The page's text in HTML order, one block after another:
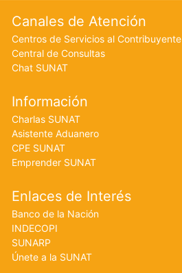
Footer menu
Canales de Atención
Centros de Servicios al Contribuyente
Central de Consultas
Chat SUNAT
Información
Charlas SUNAT
Asistente Aduanero
CPE SUNAT
Emprender SUNAT
Enlaces de Interés
Banco de la Nación
INDECOPI
SUNARP
Únete a la SUNAT